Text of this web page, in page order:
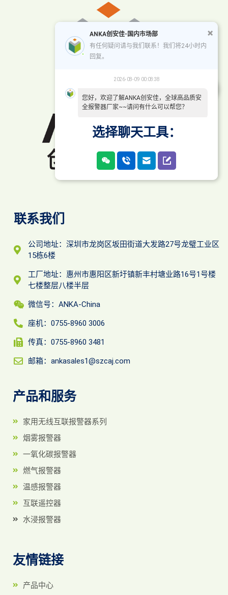
联系我们
公司地址：深圳市龙岗区坂田街道大发路27号龙璧工业区
15栋6楼
工厂地址：惠州市惠阳区新圩镇新丰村塘业路16号1号楼
七楼整层八楼半层
微信号：ANKA-China
座机：0755-8960 3006
传真：0755-8960 3481
邮箱：ankasales1@szcaj.com
产品和服务
家用无线互联报警器系列
烟雾报警器
一氧化碳报警器
燃气报警器
温感报警器
互联遥控器
水浸报警器
友情链接
产品中心
ANKA创安佳-国内市场部
有任何疑问请与我们联系！我们将24小时内
回复。
2026-08-09 00:08:38
您好，欢迎了解ANKA创安佳，全球高品质安
全报警器厂家~~请问有什么可以帮您？
选择聊天工具：